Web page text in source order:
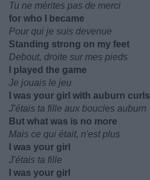
Tu ne mérites pas de merci
for who I became
Pour qui je suis devenue
Standing strong on my feet
Debout, droite sur mes pieds
I played the game
Je jouais le jeu
I was your girl with auburn curls
J'étais ta fille aux boucles auburn
But what was is no more
Mais ce qui était, n'est plus
I was your girl
J'étais ta fille
I was your girl